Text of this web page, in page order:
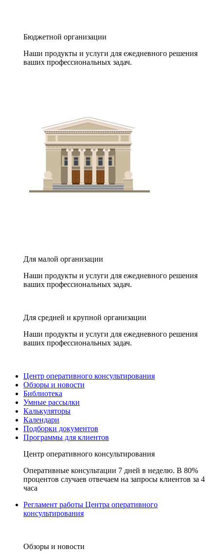
Бюджетной организации
Наши продукты и услуги для ежедневного решения
ваших профессиональных задач.
Для малой организации
Наши продукты и услуги для ежедневного решения
ваших профессиональных задач.
Для средней и крупной организации
Наши продукты и услуги для ежедневного решения
ваших профессиональных задач.
Центр оперативного консультирования
Обзоры и новости
Библиотека
Умные рассылки
Калькуляторы
Календари
Подборки документов
Программы для клиентов
Центр оперативного консультирования
Оперативные консультации 7 дней в неделю. В 80%
процентов случаев отвечаем на запросы клиентов за 4
часа
Регламент работы Центра оперативного
консультирования
Обзоры и новости